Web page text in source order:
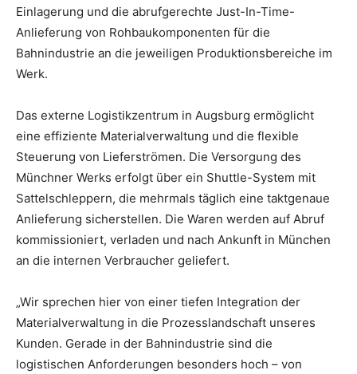
Einlagerung und die abrufgerechte Just-In-Time-
Anlieferung von Rohbaukomponenten für die
Bahnindustrie an die jeweiligen Produktionsbereiche im
Werk.
Das externe Logistikzentrum in Augsburg ermöglicht
eine effiziente Materialverwaltung und die flexible
Steuerung von Lieferströmen. Die Versorgung des
Münchner Werks erfolgt über ein Shuttle-System mit
Sattelschleppern, die mehrmals täglich eine taktgenaue
Anlieferung sicherstellen. Die Waren werden auf Abruf
kommissioniert, verladen und nach Ankunft in München
an die internen Verbraucher geliefert.
„Wir sprechen hier von einer tiefen Integration der
Materialverwaltung in die Prozesslandschaft unseres
Kunden. Gerade in der Bahnindustrie sind die
logistischen Anforderungen besonders hoch – von